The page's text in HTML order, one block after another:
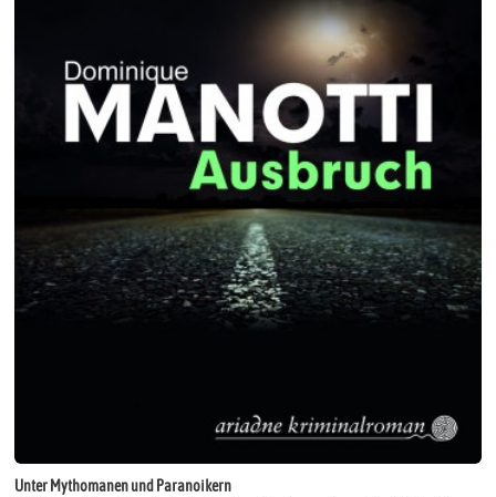
Unter Mythomanen und Paranoikern